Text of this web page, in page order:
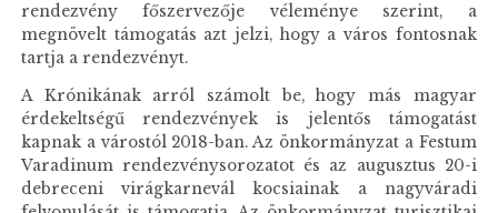
rendezvény főszervezője véleménye szerint, a
megnövelt támogatás azt jelzi, hogy a város fontosnak
tartja a rendezvényt.
A Krónikának arról számolt be, hogy más magyar
érdekeltségű rendezvények is jelentős támogatást
kapnak a várostól 2018-ban. Az önkormányzat a Festum
Varadinum rendezvénysorozatot és az augusztus 20-i
debreceni virágkarnevál kocsiainak a nagyváradi